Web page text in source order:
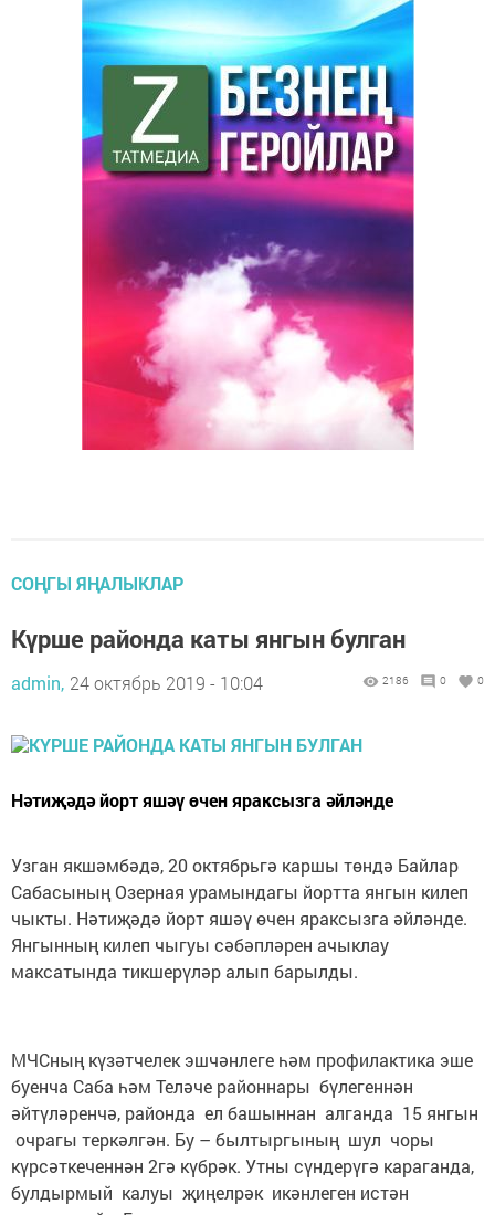
СОҢГЫ ЯҢАЛЫКЛАР
Күрше районда каты янгын булган
admin, 24 октябрь 2019 - 10:04 2186 0 0
Нәтиҗәдә йорт яшәү өчен яраксызга әйләнде
Узган якшәмбәдә, 20 октябрьгә каршы төндә Байлар
Сабасының Озерная урамындагы йортта янгын килеп
чыкты. Нәтиҗәдә йорт яшәү өчен яраксызга әйләнде.
Янгынның килеп чыгуы сәбәпләрен ачыклау
максатында тикшерүләр алып барылды.
МЧСның күзәтчелек эшчәнлеге һәм профилактика эше
буенча Саба һәм Теләче районнары бүлегеннән
әйтүләренчә, районда ел башыннан алганда 15 янгын
очрагы теркәлгән. Бу – былтыргының шул чоры
күрсәткеченнән 2гә күбрәк. Утны сүндерүгә кара­ган­да,
булдырмый калуы җиңелрәк икәнлеген ис­тән